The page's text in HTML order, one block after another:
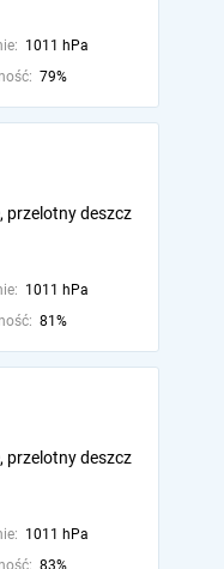
1011 hPa
79%
przelotny deszcz
1011 hPa
81%
przelotny deszcz
1011 hPa
83%